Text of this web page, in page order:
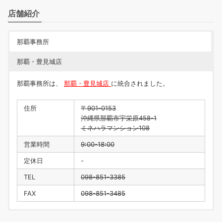
店舗紹介
那覇事務所
那覇・豊見城店
那覇事務所は、 那覇・豊見城店 に統合されました。
住所
〒901-0153
沖縄県那覇市宇栄原458-1
ミネハラマンション108
営業時間 9:00-18:00
定休日 -
TEL 098-851-3385
FAX 098-851-3485